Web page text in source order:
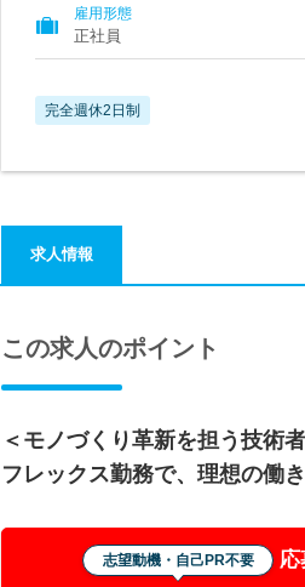
雇用形態
正社員
完全週休2日制
求人情報
この求人のポイント
＜モノづくり革新を担う技術
フレックス勤務で、理想の働
志望動機・自己PR不要